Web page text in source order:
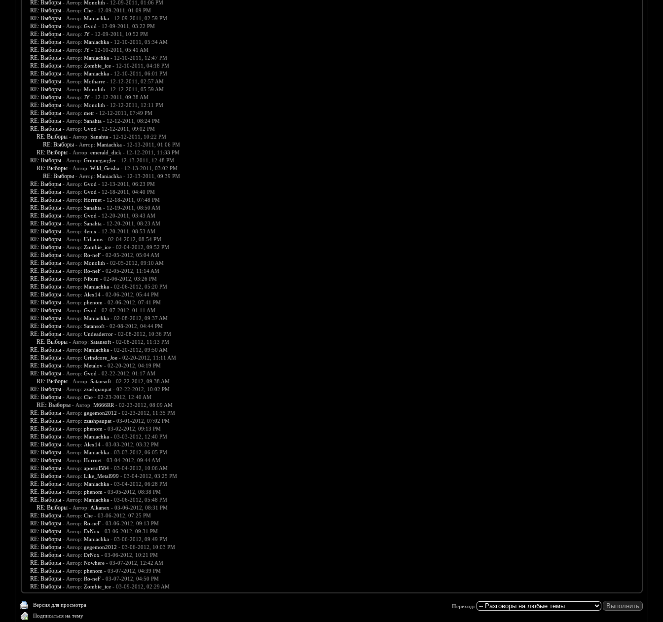
RE: Выборы - Автор: Monolith - 12-09-2011, 01:06 PM
RE: Выборы - Автор: Che- 12-09-2011, 01:09 PM
RE: Выборы - Автор: Maniachka- 12-09-2011, 02:59 PM
RE: Выборы - Автор: Gvod - 12-09-2011, 03:22 PM
RE: Выборы - Автор: JY- 12-09-2011, 10:52 PM
RE: Выборы - Автор: Maniachka- 12-10-2011, 05:34 AM
RE: Выборы - Автор: JY- 12-10-2011, 05:41 AM
RE: Выборы - Автор: Maniachka- 12-10-2011, 12:47 PM
RE: Выборы - Автор: Zombie_ice- 12-10-2011, 04:18 PM
RE: Выборы - Автор: Maniachka- 12-10-2011, 06:01 PM
RE: Выборы - Автор: Motharre- 12-12-2011, 02:57 AM
RE: Выборы - Автор: Monolith - 12-12-2011, 05:59 AM
RE: Выборы - Автор: JY- 12-12-2011, 09:38 AM
RE: Выборы - Автор: Monolith - 12-12-2011, 12:11 PM
RE: Выборы - Автор: metr- 12-12-2011, 07:49 PM
RE: Выборы - Автор: Sanahta- 12-12-2011, 08:24 PM
RE: Выборы - Автор: Gvod - 12-12-2011, 09:02 PM
RE: Выборы - Автор: Sanahta- 12-12-2011, 10:22 PM
RE: Выборы - Автор: Maniachka- 12-13-2011, 01:06 PM
RE: Выборы - Автор: emerald_dick - 12-12-2011, 11:33 PM
RE: Выборы - Автор: Grumegargler- 12-13-2011, 12:48 PM
RE: Выборы - Автор: Wild_Geisha- 12-13-2011, 03:02 PM
RE: Выборы - Автор: Maniachka- 12-13-2011, 09:39 PM
RE: Выборы - Автор: Gvod - 12-13-2011, 06:23 PM
RE: Выборы - Автор: Gvod - 12-18-2011, 04:40 PM
RE: Выборы - Автор: Horrnet- 12-18-2011, 07:48 PM
RE: Выборы - Автор: Sanahta- 12-19-2011, 08:50 AM
RE: Выборы - Автор: Gvod - 12-20-2011, 03:43 AM
RE: Выборы - Автор: Sanahta- 12-20-2011, 08:23 AM
RE: Выборы - Автор: 4enix - 12-20-2011, 08:53 AM
RE: Выборы - Автор: Urbanus- 02-04-2012, 08:54 PM
RE: Выборы - Автор: Zombie_ice- 02-04-2012, 09:52 PM
RE: Выборы - Автор: Ro-neF- 02-05-2012, 05:04 AM
RE: Выборы - Автор: Monolith - 02-05-2012, 09:10 AM
RE: Выборы - Автор: Ro-neF- 02-05-2012, 11:14 AM
RE: Выборы - Автор: Nibiru - 02-06-2012, 03:26 PM
RE: Выборы - Автор: Maniachka- 02-06-2012, 05:20 PM
RE: Выборы - Автор: Alex14- 02-06-2012, 05:44 PM
RE: Выборы - Автор: phenom - 02-06-2012, 07:41 PM
RE: Выборы - Автор: Gvod - 02-07-2012, 01:11 AM
RE: Выборы - Автор: Maniachka- 02-08-2012, 09:37 AM
RE: Выборы - Автор: Satansoft- 02-08-2012, 04:44 PM
RE: Выборы - Автор: Undeaderror- 02-08-2012, 10:36 PM
RE: Выборы - Автор: Satansoft- 02-08-2012, 11:13 PM
RE: Выборы - Автор: Maniachka- 02-20-2012, 09:50 AM
RE: Выборы - Автор: Grindcore_Joe- 02-20-2012, 11:11 AM
RE: Выборы - Автор: Metalov- 02-20-2012, 04:19 PM
RE: Выборы - Автор: Gvod - 02-22-2012, 01:17 AM
RE: Выборы - Автор: Satansoft- 02-22-2012, 09:38 AM
RE: Выборы - Автор: zzashpaupat- 02-22-2012, 10:02 PM
RE: Выборы - Автор: Che- 02-23-2012, 12:40 AM
RE: Выборы - Автор: M666RR - 02-23-2012, 08:09 AM
RE: Выборы - Автор: gegemon2012 - 02-23-2012, 11:35 PM
RE: Выборы - Автор: zzashpaupat- 03-01-2012, 07:02 PM
RE: Выборы - Автор: phenom - 03-02-2012, 09:13 PM
RE: Выборы - Автор: Maniachka- 03-03-2012, 12:40 PM
RE: Выборы - Автор: Alex14- 03-03-2012, 03:32 PM
RE: Выборы - Автор: Maniachka- 03-03-2012, 06:05 PM
RE: Выборы - Автор: Horrnet- 03-04-2012, 09:44 AM
RE: Выборы - Автор: apostol584- 03-04-2012, 10:06 AM
RE: Выборы - Автор: Like_Metal999 - 03-04-2012, 03:25 PM
RE: Выборы - Автор: Maniachka- 03-04-2012, 06:28 PM
RE: Выборы - Автор: phenom - 03-05-2012, 08:38 PM
RE: Выборы - Автор: Maniachka- 03-06-2012, 05:48 PM
RE: Выборы - Автор: Alkanex - 03-06-2012, 08:31 PM
RE: Выборы - Автор: Che- 03-06-2012, 07:25 PM
RE: Выборы - Автор: Ro-neF- 03-06-2012, 09:13 PM
RE: Выборы - Автор: DrNox - 03-06-2012, 09:31 PM
RE: Выборы - Автор: Maniachka- 03-06-2012, 09:49 PM
RE: Выборы - Автор: gegemon2012 - 03-06-2012, 10:03 PM
RE: Выборы - Автор: DrNox - 03-06-2012, 10:21 PM
RE: Выборы - Автор: Nowhere- 03-07-2012, 12:42 AM
RE: Выборы - Автор: phenom - 03-07-2012, 04:39 PM
RE: Выборы - Автор: Ro-neF- 03-07-2012, 04:50 PM
RE: Выборы - Автор: Zombie_ice- 03-09-2012, 02:29 AM
Версия для просмотра
Подписаться на тему
Переход: